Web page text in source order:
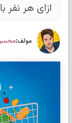
ازای هر نفر
مولف: